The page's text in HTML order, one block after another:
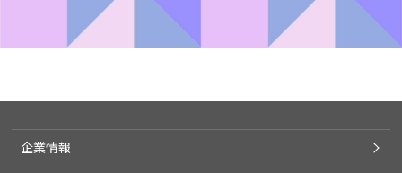
企業情報